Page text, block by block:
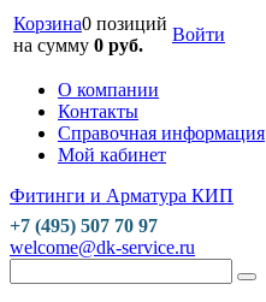
Корзина0 позиций
на сумму 0 руб.
Войти
О компании
Контакты
Справочная информация
Мой кабинет
Фитинги и Арматура КИП
+7 (495) 507 70 97
welcome@dk-service.ru